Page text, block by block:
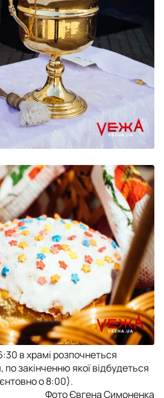
в храмі розпочнеться
по закінченню якої відбудеться
о 8:00).
Фото Євгена Симоненка